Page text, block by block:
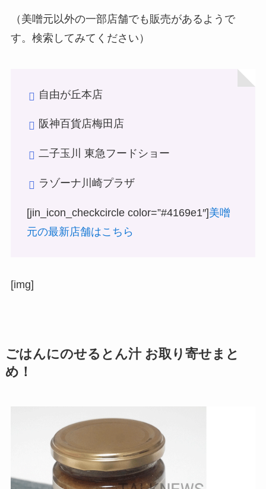
（美噌元以外の一部店舗でも販売があるようで
す。検索してみてください）
自由が丘本店
阪神百貨店梅田店
二子玉川 東急フードショー
ラゾーナ川崎プラザ
[jin_icon_checkcircle color=”#4169e1″]美噌
元の最新店舗はこちら
[img]
ごはんにのせるとん汁 お取り寄せまと
め！